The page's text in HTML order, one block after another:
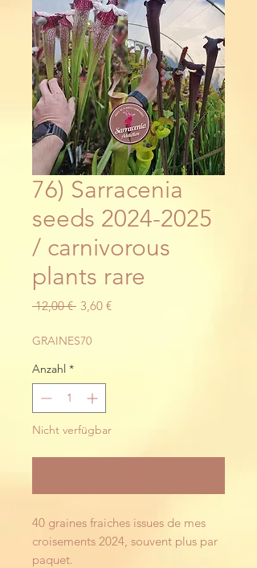
76) Sarracenia
seeds 2024-2025
/ carnivorous
plants rare
12,00 € Standardpreis
3,60 €Sale-
GRAINES70
Anzahl *
Nicht verfügbar
40 graines fraiches issues de mes
croisements 2024, souvent plus par
paquet.